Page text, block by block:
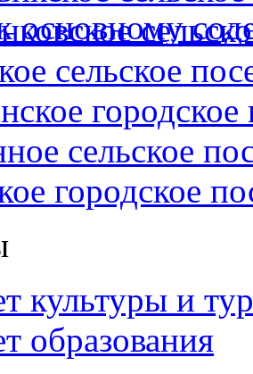
основному
сельское
городское
сельское
городское
культуры и
образования